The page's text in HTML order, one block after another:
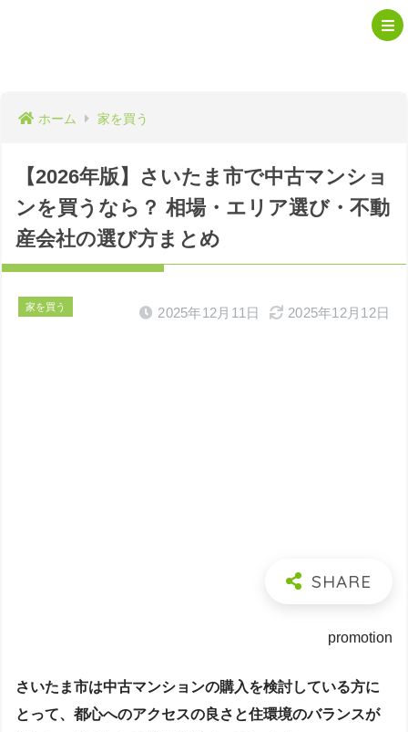
ホーム 家を買う
【2026年版】さいたま市で中古マンショ
ンを買うなら？ 相場・エリア選び・不動
産会社の選び方まとめ
家を買う 2025年12月11日 2025年12月12日
promotion
さいたま市は中古マンションの購入を検討している方に
とって、都心へのアクセスの良さと住環境のバランスが